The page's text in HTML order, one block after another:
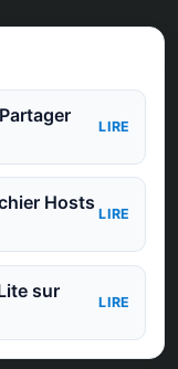
LIRE
Hosts
LIRE
sur
LIRE